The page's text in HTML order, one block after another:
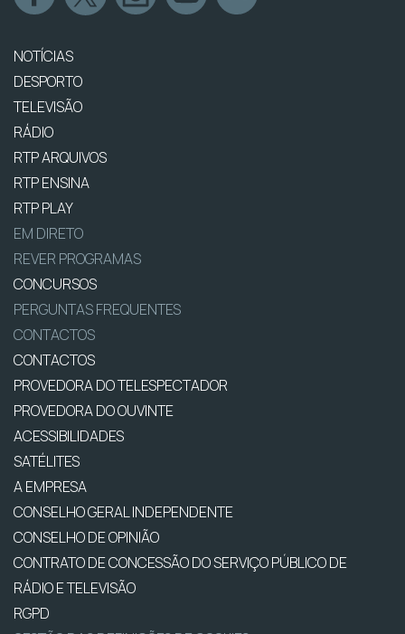
NOTÍCIAS
DESPORTO
TELEVISÃO
RÁDIO
RTP ARQUIVOS
RTP ENSINA
RTP PLAY
EM DIRETO
REVER PROGRAMAS
CONCURSOS
PERGUNTAS FREQUENTES
CONTACTOS
CONTACTOS
PROVEDORA DO TELESPECTADOR
PROVEDORA DO OUVINTE
ACESSIBILIDADES
SATÉLITES
A EMPRESA
CONSELHO GERAL INDEPENDENTE
CONSELHO DE OPINIÃO
CONTRATO DE CONCESSÃO DO SERVIÇO PÚBLICO DE
RÁDIO E TELEVISÃO
RGPD